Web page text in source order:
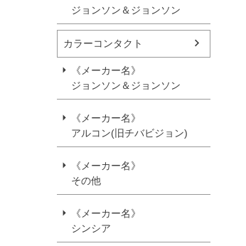
ジョンソン＆ジョンソン
カラーコンタクト
《メーカー名》
ジョンソン＆ジョンソン
《メーカー名》
アルコン(旧チバビジョン)
《メーカー名》
その他
《メーカー名》
シンシア